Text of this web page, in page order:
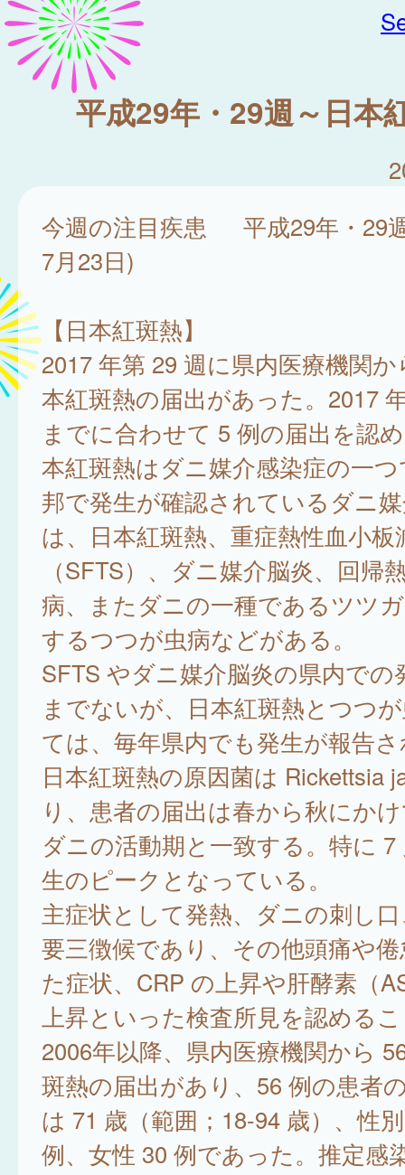
平成29年・29週～日本
今週の注目疾患 平成29年・29
7月23日)
【日本紅斑熱】
2017 年第 29 週に県内医療機関
本紅斑熱の届出があった。2017
までに合わせて 5 例の届出を認
本紅斑熱はダニ媒介感染症の一
邦で発生が確認されているダニ
は、日本紅斑熱、重症熱性血小板
（SFTS）、ダニ媒介脳炎、回帰
病、またダニの一種であるツツ
するつつが虫病などがある。
SFTS やダニ媒介脳炎の県内での
までないが、日本紅斑熱とつつ
ては、毎年県内でも発生が報告
日本紅斑熱の原因菌は Rickettsia
り、患者の届出は春から秋にか
ダニの活動期と一致する。特に 7
生のピークとなっている。
主症状として発熱、ダニの刺し
要三徴候であり、その他頭痛や
た症状、CRP の上昇や肝酵素（
上昇といった検査所見を認める
2006年以降、県内医療機関から
斑熱の届出があり、56 例の患者
は 71 歳（範囲；18-94 歳）、性
例、女性 30 例であった。推定感